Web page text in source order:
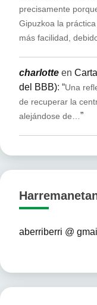
precisamente
Gipuzkoa la
más facilidad,
charlotte en
del BBB): “Una
de recuperar la
alejándose de… ”
aberriberri @